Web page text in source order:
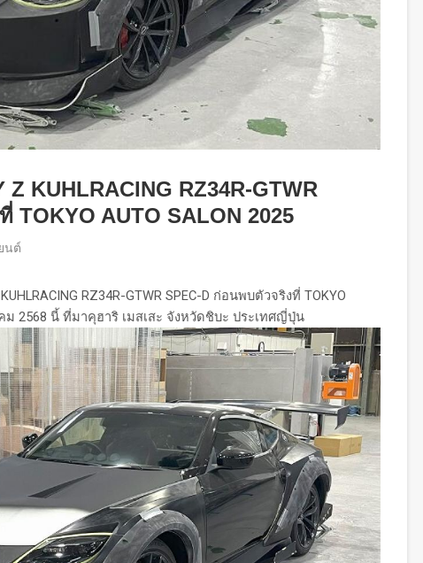
KUHLRACING RZ34R-GTWR
TOKYO AUTO SALON 2025
นต์
RZ34R-GTWR SPEC-D ก่อนพบตัวจริงที่ TOKYO
ม 2568 นี้ ที่มาคุฮาริ เมสเสะ จังหวัดชิบะ ประเทศญี่ปุ่น